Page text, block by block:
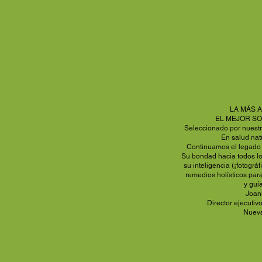
LA MÁS
EL MEJOR
Seleccionado por
En salud
Continuamos el
Su bondad hacia todos
su inteligencia
remedios holísticos
y
Director